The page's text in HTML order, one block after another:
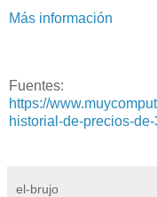
Más información
Fuentes:
https://
historial-de-precios-
el-brujo